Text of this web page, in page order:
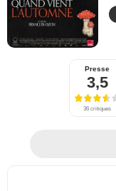
Presse
3,5
36 critiques